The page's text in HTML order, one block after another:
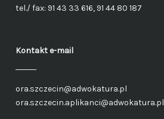
tel./ fax: 91 43 33 616, 91 44 80 187
Kontakt e-mail
ora.szczecin@adwokatura.pl
ora.szczecin.aplikanci@adwokatura.pl